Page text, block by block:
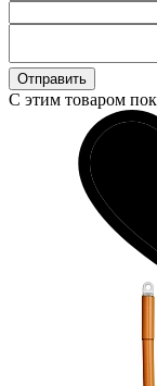
Отправить
С этим товаром